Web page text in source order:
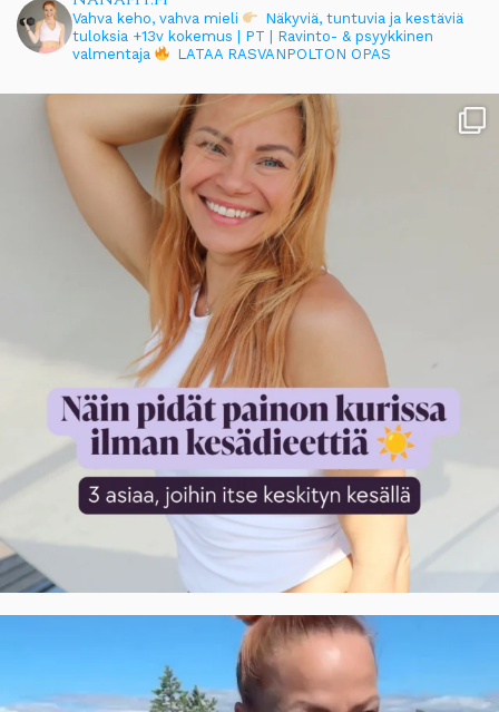
Vahva keho, vahva mieli
Näkyviä, tuntuvia ja kestäviä
tuloksia +13v kokemus | PT | Ravinto- & psyykkinen
valmentaja
LATAA RASVANPOLTON OPAS